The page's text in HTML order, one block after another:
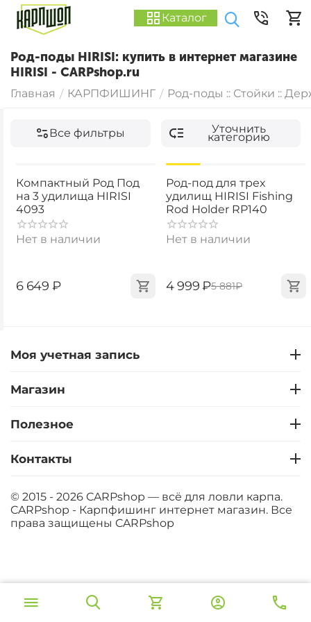
Каталог
Род-поды HIRISI: купить в интернет магазине
HIRISI - CARPshop.ru
Главная / КАРПФИШИНГ / Род-поды :: Стойки ::
Все фильтры Уточнить
категорию
Компактный Род Под
на 3 удилища HIRISI
4093
Нет в наличии
‍6 649‍ ₽
Род-под для трех
удилищ HIRISI Fishing
Rod Holder RP140
Нет в наличии
‍4 999‍₽‍5 881‍₽
Моя учетная запись
Магазин
Полезное
Контакты
© 2015 - 2026 CARPshop — всё для ловли карпа.
CARPshop - Карпфишинг интернет магазин. Все
права защищены CARPshop